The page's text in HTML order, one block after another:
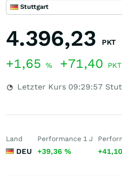
Stuttgart
4.396,23 PKT
+1,65 % +71,40 PKT
Letzter Kurs 09:29:57
Land
DEU
Performance 1 J
+39,36 %